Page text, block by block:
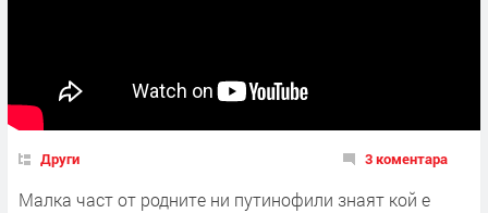
Други 3 коментара
Малка част от родните ни путинофили знаят кой е